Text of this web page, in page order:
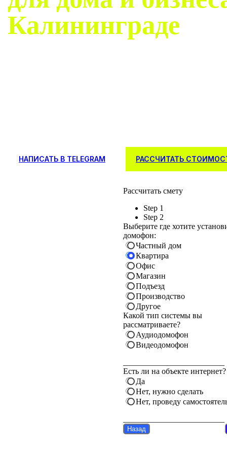
Калининграде
НАПИСАТЬ В TELEGRAM РАССЧИТАТЬ
Рассчитать смету
Step 1
Step 2
Выберите где хотите
домофон:
Частный дом
Квартира
Офис
Магазин
Подъезд
Производство
Другое
Какой тип системы вы
рассматриваете?
Аудиодомофон
Видеодомофон
Есть ли на объекте интернет?
Да
Нет, нужно сделать
Нет, проведу
Назад